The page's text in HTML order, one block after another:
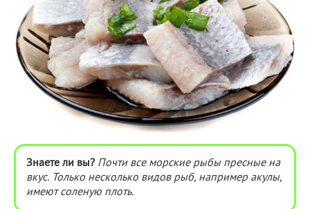
Знаете ли вы? Почти все морские рыбы пресные на
вкус. Только несколько видов рыб, например акулы,
имеют соленую плоть.